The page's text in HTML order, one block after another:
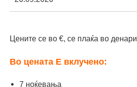
Цените се во €, се плаќа во денари
Во цената Е вклучено:
7 ноќевања